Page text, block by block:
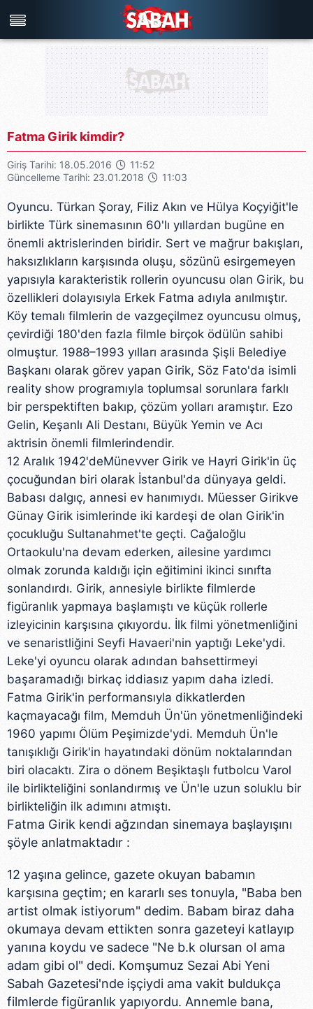
Türkiye'nin en iyi haber sitesi
Fatma Girik kimdir?
Giriş Tarihi: 18.05.2016
11:52
Güncelleme Tarihi: 23.01.2018
11:03
Oyuncu. Türkan Şoray, Filiz Akın ve Hülya Koçyiğit'le
birlikte Türk sinemasının 60'lı yıllardan bugüne en
önemli aktrislerinden biridir. Sert ve mağrur bakışları,
haksızlıkların karşısında oluşu, sözünü esirgemeyen
yapısıyla karakteristik rollerin oyuncusu olan Girik, bu
özellikleri dolayısıyla Erkek Fatma adıyla anılmıştır.
Köy temalı filmlerin de vazgeçilmez oyuncusu olmuş,
çevirdiği 180'den fazla filmle birçok ödülün sahibi
olmuştur. 1988–1993 yılları arasında Şişli Belediye
Başkanı olarak görev yapan Girik, Söz Fato'da isimli
reality show programıyla toplumsal sorunlara farklı
bir perspektiften bakıp, çözüm yolları aramıştır. Ezo
Gelin, Keşanlı Ali Destanı, Büyük Yemin ve Acı
aktrisin önemli filmlerindendir.
12 Aralık 1942'deMünevver Girik ve Hayri Girik'in üç
çocuğundan biri olarak İstanbul'da dünyaya geldi.
Babası dalgıç, annesi ev hanımıydı. Müesser Girikve
Günay Girik isimlerinde iki kardeşi de olan Girik'in
çocukluğu Sultanahmet'te geçti. Cağaloğlu
Ortaokulu'na devam ederken, ailesine yardımcı
olmak zorunda kaldığı için eğitimini ikinci sınıfta
sonlandırdı. Girik, annesiyle birlikte filmlerde
figüranlık yapmaya başlamıştı ve küçük rollerle
izleyicinin karşısına çıkıyordu. İlk filmi yönetmenliğini
ve senaristliğini Seyfi Havaeri'nin yaptığı Leke'ydi.
Leke'yi oyuncu olarak adından bahsettirmeyi
başaramadığı birkaç iddiasız yapım daha izledi.
Fatma Girik'in performansıyla dikkatlerden
kaçmayacağı film, Memduh Ün'ün yönetmenliğindeki
1960 yapımı Ölüm Peşimizde'ydi. Memduh Ün'le
tanışıklığı Girik'in hayatındaki dönüm noktalarından
biri olacaktı. Zira o dönem Beşiktaşlı futbolcu Varol
ile birlikteliğini sonlandırmış ve Ün'le uzun soluklu bir
birlikteliğin ilk adımını atmıştı.
Fatma Girik kendi ağzından sinemaya başlayışını
şöyle anlatmaktadır :
12 yaşına gelince, gazete okuyan babamın
karşısına geçtim; en kararlı ses tonuyla, "Baba ben
artist olmak istiyorum" dedim. Babam biraz daha
okumaya devam ettikten sonra gazeteyi katlayıp
yanına koydu ve sadece "Ne b.k olursan ol ama
adam gibi ol" dedi. Komşumuz Sezai Abi Yeni
Sabah Gazetesi'nde işçiydi ama vakit buldukça
filmlerde figüranlık yapıyordu. Annemle bana,